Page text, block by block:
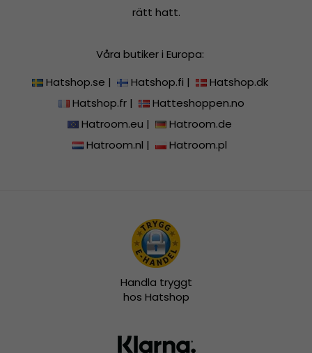
rätt hatt.
Våra butiker i Europa:
Hatshop.se | Hatshop.fi |
Hatshop.dk
Hatshop.fr|
Hatteshoppen.no
Hatroom.eu |
Hatroom.de
Hatroom.nl | Hatroom.pl
Handla tryggt
hos Hatshop